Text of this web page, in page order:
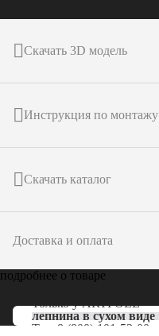
Скачать 3D модель
Инструкция по монтажу
Скачать каталог
Доставка и оплата
подробнее о товаре
Только уARTPOLE
лепнина в сухом виде
Тел: 8 (800) 101-53-00